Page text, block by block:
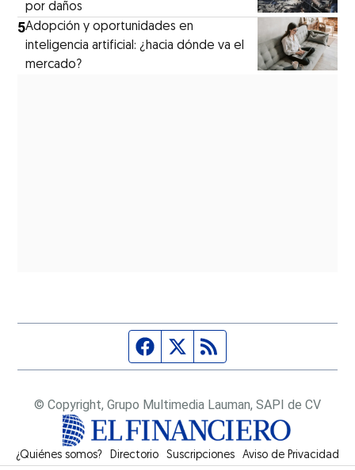
por daños
5Adopción y oportunidades en
inteligencia artificial: ¿hacia dónde va el
mercado?
Página de Facebook
Fuente Twitter
© Copyright, Grupo Multimedia Lauman, SAPI de CV
¿Quiénes somos? Directorio Suscripciones Opens in new window
Aviso de Privacidad